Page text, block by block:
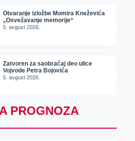
Otvaranje izložbe Momira Kneževića
„Osvežavanje memorije“
5. avgust 2026.
Zatvoren za saobraćaj deo ulice
Vojvode Petra Bojovića
5. avgust 2026.
PROGNOZA